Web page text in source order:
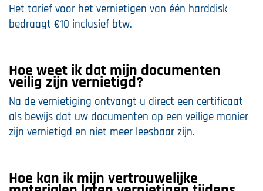
Het tarief voor het vernietigen van één harddisk
bedraagt €10 inclusief btw.
Hoe weet ik dat mijn documenten
veilig zijn vernietigd?
Na de vernietiging ontvangt u direct een certificaat
als bewijs dat uw documenten op een veilige manier
zijn vernietigd en niet meer leesbaar zijn.
Hoe kan ik mijn vertrouwelijke